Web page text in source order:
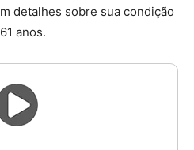
detalhes sobre sua condição
anos.